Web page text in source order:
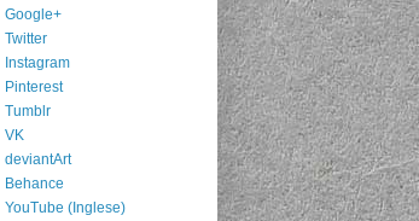
Google+
Twitter
Instagram
Pinterest
Tumblr
VK
deviantArt
Behance
YouTube (Inglese)